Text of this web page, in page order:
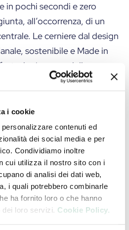
i cookie
contenuti ed
dei social media e per
Condividiamo inoltre
cui utilizza il nostro sito con i
di analisi dei dati web,
i quali potrebbero combinarle
ha fornito loro o che hanno
loro servizi. Cookie Policy.
in pochi secondi e zero
all’occorrenza, di un
Le cerniere dal design
sostenibile e Made in
e la sicurezza delle
la praticità di un sacco a
essere personalizzato
e consente di
di letti a castello, gemelli,
da dinette
di un buon riposo,
un’area di sosta o un
tranquilla, possibilmente